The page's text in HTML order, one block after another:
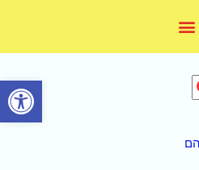
פתח סרגל נגישות